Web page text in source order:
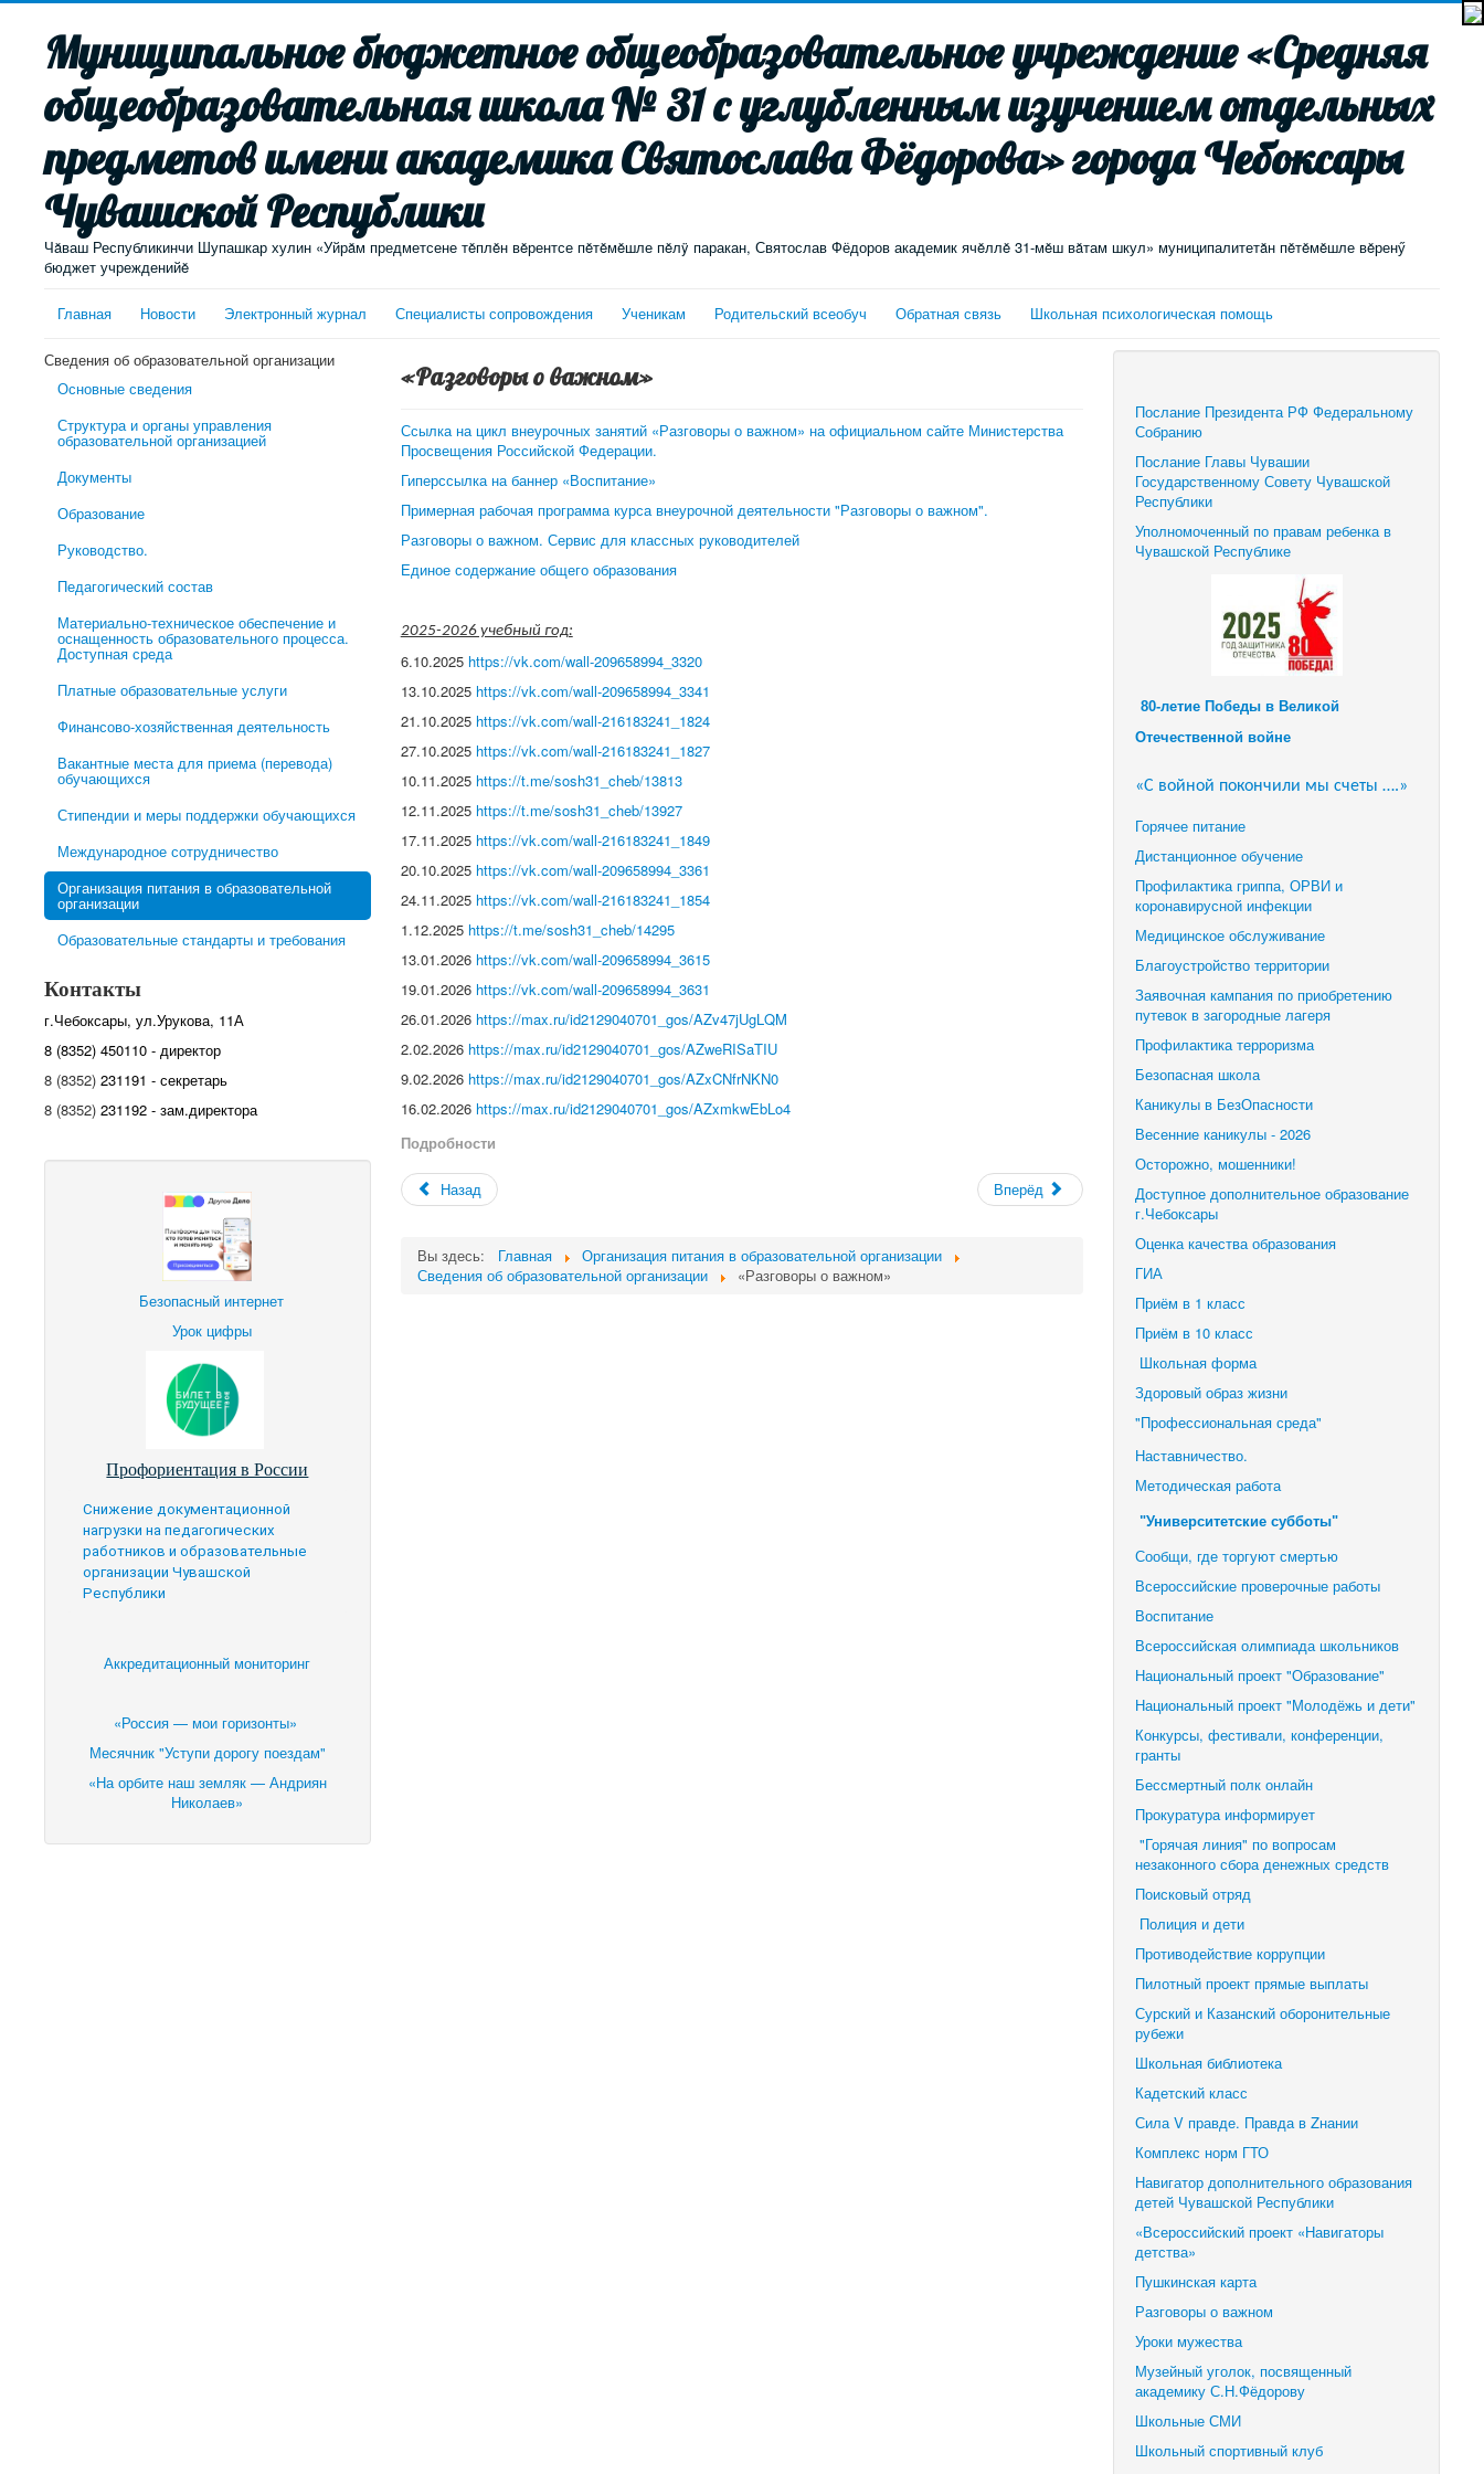
Муниципальное бюджетное общеобразовательное учреждение «Средняя
общеобразовательная школа № 31 с углубленным изучением отдельных
предметов имени академика Святослава Фёдорова» города Чебоксары
Чувашской Республики
Чăваш Республикинчи Шупашкар хулин «Уйрăм предметсене тĕплĕн вĕрентсе пĕтĕмĕшле пĕлÿ паракан, Святослав Фёдоров академик ячĕллĕ 31-мĕш вăтам шкул» муниципалитетăн пĕтĕмĕшле вĕренӳ
бюджет учрежденийĕ
Главная Новости Электронный журнал Специалисты сопровождения Ученикам Родительский всеобуч Обратная связь Школьная психологическая помощь
Сведения об образовательной организации
Основные сведения
Структура и органы управления
образовательной организацией
Документы
Образование
Руководство.
Педагогический состав
Материально-техническое обеспечение и
оснащенность образовательного процесса.
Доступная среда
Платные образовательные услуги
Финансово-хозяйственная деятельность
Вакантные места для приема (перевода)
обучающихся
Стипендии и меры поддержки обучающихся
Международное сотрудничество
Организация питания в образовательной
организации
Образовательные стандарты и требования
Контакты
г.Чебоксары, ул.Урукова, 11А
8 (8352) 450110 - директор
8 (8352) 231191 - секретарь
8 (8352) 231192 - зам.директора
Безопасный интернет
Урок цифры
Профориентация в России
Снижение документационной
нагрузки на педагогических
работников и образовательные
организации Чувашской
Республики
Аккредитационный мониторинг
«Россия — мои горизонты»
Месячник "Уступи дорогу поездам"
«На орбите наш земляк — Андриян
Николаев»
«Разговоры о важном»
Ссылка на цикл внеурочных занятий «Разговоры о важном» на официальном сайте Министерства
Просвещения Российской Федерации.
Гиперссылка на баннер «Воспитание»
Примерная рабочая программа курса внеурочной деятельности "Разговоры о важном".
Разговоры о важном. Сервис для классных руководителей
Единое содержание общего образования
2025-2026 учебный год:
6.10.2025 https://vk.com/wall-209658994_3320
13.10.2025 https://vk.com/wall-209658994_3341
21.10.2025 https://vk.com/wall-216183241_1824
27.10.2025 https://vk.com/wall-216183241_1827
10.11.2025 https://t.me/sosh31_cheb/13813
12.11.2025 https://t.me/sosh31_cheb/13927
17.11.2025 https://vk.com/wall-216183241_1849
20.10.2025 https://vk.com/wall-209658994_3361
24.11.2025 https://vk.com/wall-216183241_1854
1.12.2025 https://t.me/sosh31_cheb/14295
13.01.2026 https://vk.com/wall-209658994_3615
19.01.2026 https://vk.com/wall-209658994_3631
26.01.2026 https://max.ru/id2129040701_gos/AZv47jUgLQM
2.02.2026 https://max.ru/id2129040701_gos/AZweRISaTIU
9.02.2026 https://max.ru/id2129040701_gos/AZxCNfrNKN0
16.02.2026 https://max.ru/id2129040701_gos/AZxmkwEbLo4
Подробности
Назад Вперёд
Вы здесь: Главная
Организация питания в образовательной организации
Сведения об образовательной организации
«Разговоры о важном»
Послание Президента РФ Федеральному
Собранию
Послание Главы Чувашии
Государственному Совету Чувашской
Республики
Уполномоченный по правам ребенка в
Чувашской Республике
80-летие Победы в Великой
Отечественной войне
«С войной покончили мы счеты ….»
Горячее питание
Дистанционное обучение
Профилактика гриппа, ОРВИ и
коронавирусной инфекции
Медицинское обслуживание
Благоустройство территории
Заявочная кампания по приобретению
путевок в загородные лагеря
Профилактика терроризма
Безопасная школа
Каникулы в БезОпасности
Весенние каникулы - 2026
Осторожно, мошенники!
Доступное дополнительное образование
г.Чебоксары
Оценка качества образования
ГИА
Приём в 1 класс
Приём в 10 класс
Школьная форма
Здоровый образ жизни
"Профессиональная среда"
Наставничество.
Методическая работа
"Университетские субботы"
Сообщи, где торгуют смертью
Всероссийские проверочные работы
Воспитание
Всероссийская олимпиада школьников
Национальный проект "Образование"
Национальный проект "Молодёжь и дети"
Конкурсы, фестивали, конференции,
гранты
Бессмертный полк онлайн
Прокуратура информирует
"Горячая линия" по вопросам
незаконного сбора денежных средств
Поисковый отряд
Полиция и дети
Противодействие коррупции
Пилотный проект прямые выплаты
Сурский и Казанский оборонительные
рубежи
Школьная библиотека
Кадетский класс
Сила V правде. Правда в Zнании
Комплекс норм ГТО
Навигатор дополнительного образования
детей Чувашской Республики
«Всероссийский проект «Навигаторы
детства»
Пушкинская карта
Разговоры о важном
Уроки мужества
Музейный уголок, посвященный
академику С.Н.Фёдорову
Школьные СМИ
Школьный спортивный клуб